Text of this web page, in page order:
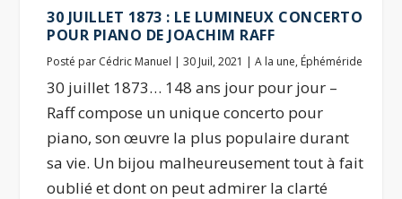
30 JUILLET 1873 : LE LUMINEUX CONCERTO
POUR PIANO DE JOACHIM RAFF
Posté par Cédric Manuel |30 Juil, 2021 |A la une, Éphéméride
30 juillet 1873… 148 ans jour pour jour –
Raff compose un unique concerto pour
piano, son œuvre la plus populaire durant
sa vie. Un bijou malheureusement tout à fait
oublié et dont on peut admirer la clarté